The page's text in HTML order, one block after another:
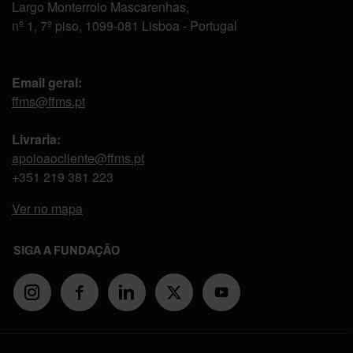
Largo Monterroio Mascarenhas,
nº 1, 7º piso, 1099-081 Lisboa - Portugal
Email geral:
ffms@ffms.pt
Livraria:
apoioaocliente@ffms.pt
+351 219 381 223
Ver no mapa
SIGA A FUNDAÇÃO